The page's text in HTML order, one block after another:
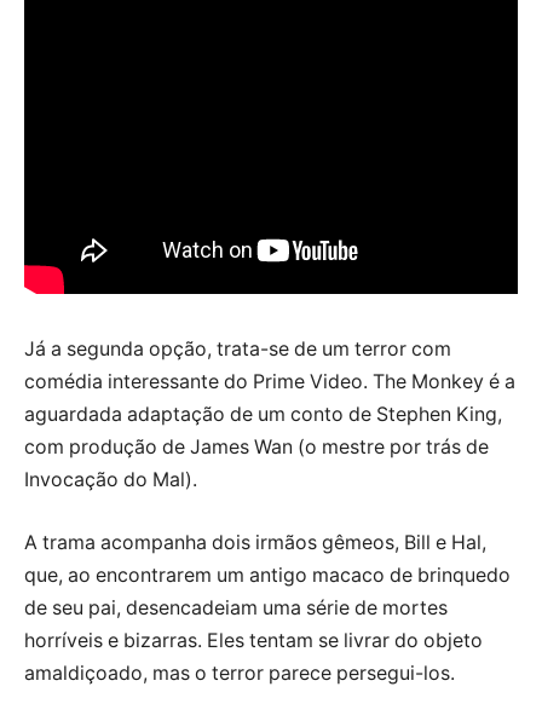
Já a segunda opção, trata-se de um terror com
comédia interessante do Prime Video. The Monkey é a
aguardada adaptação de um conto de Stephen King,
com produção de James Wan (o mestre por trás de
Invocação do Mal).
A trama acompanha dois irmãos gêmeos, Bill e Hal,
que, ao encontrarem um antigo macaco de brinquedo
de seu pai, desencadeiam uma série de mortes
horríveis e bizarras. Eles tentam se livrar do objeto
amaldiçoado, mas o terror parece persegui-los.